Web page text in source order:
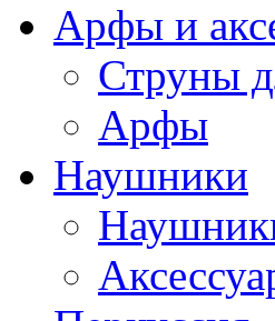
Арфы и
Струны
Арфы
Наушники